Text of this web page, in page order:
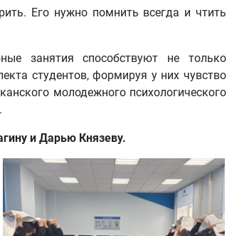
Его нужно помнить всегда и чтить
занятия способствуют не только
студентов, формируя у них чувство
молодежного психологического
и Дарью Князеву.